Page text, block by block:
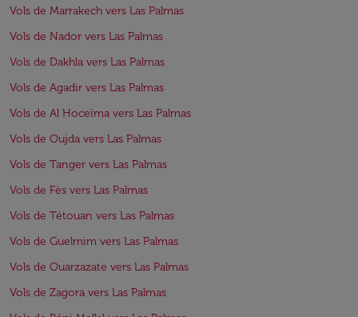
Vols de Marrakech vers Las Palmas
Vols de Nador vers Las Palmas
Vols de Dakhla vers Las Palmas
Vols de Agadir vers Las Palmas
Vols de Al Hoceïma vers Las Palmas
Vols de Oujda vers Las Palmas
Vols de Tanger vers Las Palmas
Vols de Fès vers Las Palmas
Vols de Tétouan vers Las Palmas
Vols de Guelmim vers Las Palmas
Vols de Ouarzazate vers Las Palmas
Vols de Zagora vers Las Palmas